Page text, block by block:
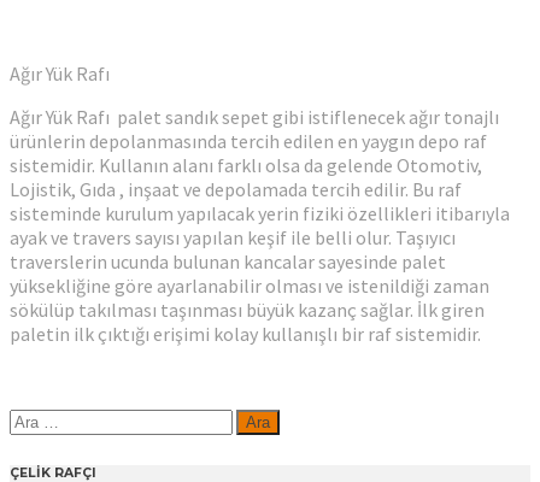
Ağır Yük Rafı
Ağır Yük Rafı palet sandık sepet gibi istiflenecek ağır tonajlı
ürünlerin depolanmasında tercih edilen en yaygın depo raf
sistemidir. Kullanın alanı farklı olsa da gelende Otomotiv,
Lojistik, Gıda , inşaat ve depolamada tercih edilir. Bu raf
sisteminde kurulum yapılacak yerin fiziki özellikleri itibarıyla
ayak ve travers sayısı yapılan keşif ile belli olur. Taşıyıcı
traverslerin ucunda bulunan kancalar sayesinde palet
yüksekliğine göre ayarlanabilir olması ve istenildiği zaman
sökülüp takılması taşınması büyük kazanç sağlar. İlk giren
paletin ilk çıktığı erişimi kolay kullanışlı bir raf sistemidir.
Arama:
ÇELİK RAFÇI